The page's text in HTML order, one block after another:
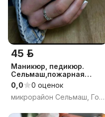
45 р.
Маникюр, педикюр.
Сельмаш,пожарная
часть.
0,0
0 оценок
микрорайон Сельмаш, Гомель, Гомельская область